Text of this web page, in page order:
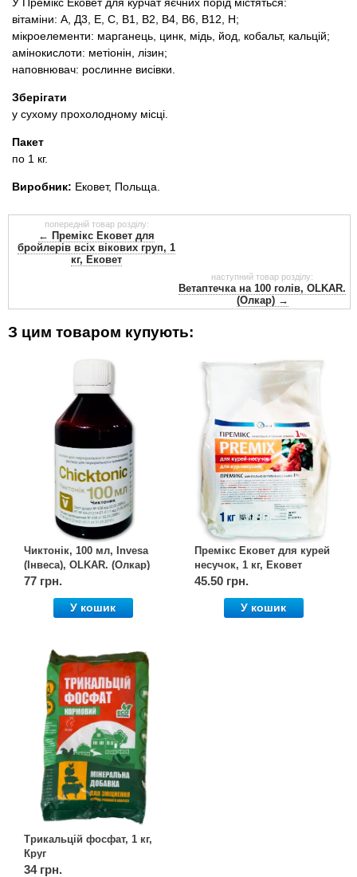
вітаміни: А, Д3, Е, С, В1, В2, В4, В6, В12, Н;
мікроелементи: марганець, цинк, мідь, йод, кобальт, кальцій;
амінокислоти: метіонін, лізин;
наповнювач: рослинне висівки.
Зберігати
у сухому прохолодному місці.
Пакет
по 1 кг.
Виробник: Ековет, Польща.
попередній товар розділу:
← Премікс Ековет для
бройлерів всіх вікових груп, 1
кг, Ековет
наступний товар розділу:
Ветаптечка на 100 голів, OLKAR.
(Олкар) →
З цим товаром купують:
Чиктонік, 100 мл, Invesa
(Інвеса), OLKAR. (Олкар)
77 грн.
У кошик
Премікс Ековет для курей
несучок, 1 кг, Ековет
45.50 грн.
У кошик
Трикальцій фосфат, 1 кг,
Круг
34 грн.